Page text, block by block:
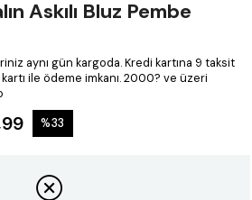
Askılı Bluz Pembe
aynı gün kargoda.Kredi kartına 9 taksit
ile ödeme imkanı.2000? ve üzeri
%33